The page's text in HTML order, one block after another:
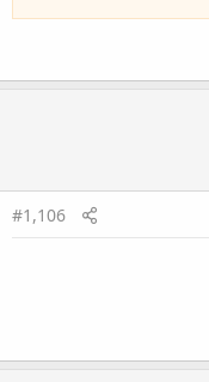
#1,106